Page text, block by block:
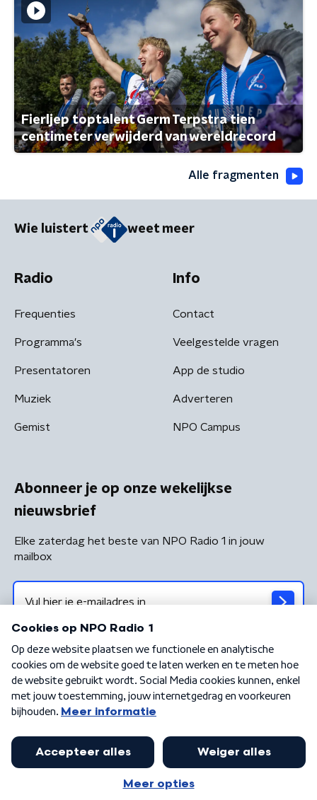
Fierljep toptalent Germ Terpstra tien
centimeter verwijderd van wereldrecord
Alle fragmenten
Wie luistert weet meer
Radio
Frequenties
Programma's
Presentatoren
Muziek
Gemist
Info
Contact
Veelgestelde vragen
App de studio
Adverteren
NPO Campus
Abonneer je op onze wekelijkse
nieuwsbrief
Elke zaterdag het beste van NPO Radio 1 in jouw
mailbox
Algemene voorwaarden